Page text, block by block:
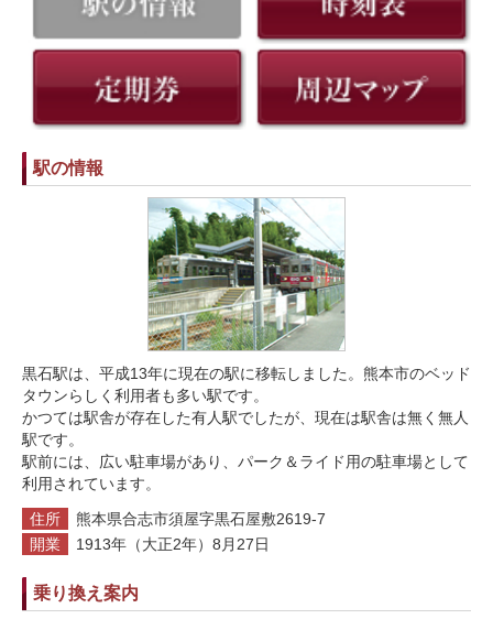
駅の情報
黒石駅は、平成13年に現在の駅に移転しました。熊本市のベッド
タウンらしく利用者も多い駅です。
かつては駅舎が存在した有人駅でしたが、現在は駅舎は無く無人
駅です。
駅前には、広い駐車場があり、パーク＆ライド用の駐車場として
利用されています。
住所
熊本県合志市須屋字黒石屋敷2619-7
開業
1913年（大正2年）8月27日
乗り換え案内